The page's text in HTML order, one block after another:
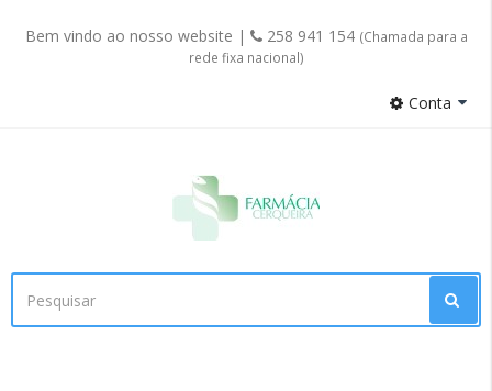
Bem vindo ao nosso website | 258 941 154 (Chamada para a
rede fixa nacional)
Conta